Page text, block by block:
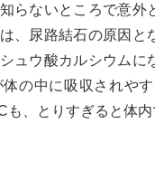
らないところで意
、尿路結石の原因
ュウ酸カルシウム
の中に吸収されや
も、とりすぎると体